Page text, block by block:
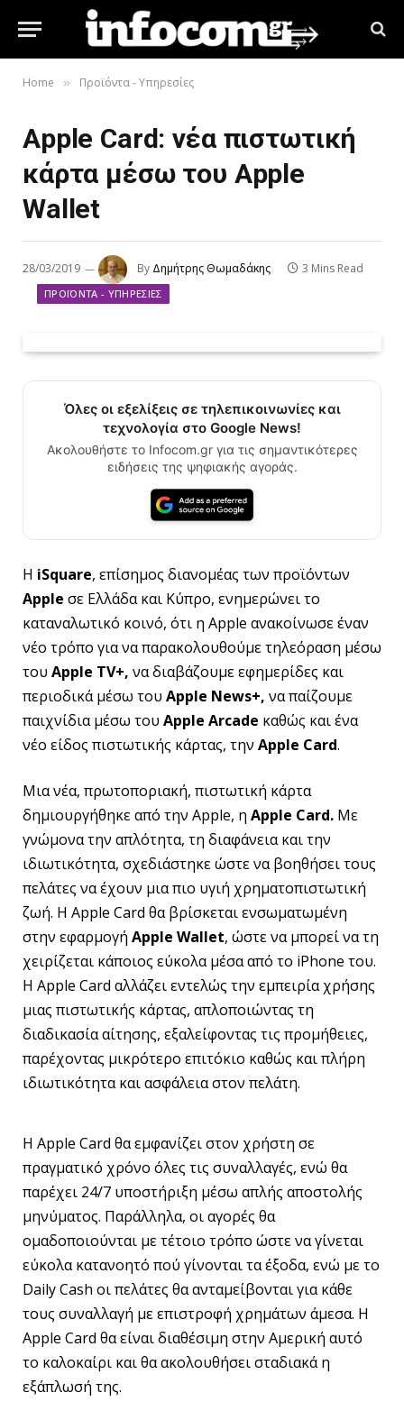
Home » Προϊόντα - Υπηρεσίες
Apple Card: νέα πιστωτική
κάρτα μέσω του Apple
Wallet
28/03/2019 By Δημήτρης Θωμαδάκης 3 Mins Read
ΠΡΟΪΌΝΤΑ - ΥΠΗΡΕΣΊΕΣ
Όλες οι εξελίξεις σε τηλεπικοινωνίες και
τεχνολογία στο Google News!
Ακολουθήστε το Infocom.gr για τις σημαντικότερες
ειδήσεις της ψηφιακής αγοράς.
Η iSquare, επίσημος διανομέας των προϊόντων
Apple σε Ελλάδα και Κύπρο, ενημερώνει το
καταναλωτικό κοινό, ότι η Apple ανακοίνωσε έναν
νέο τρόπο για να παρακολουθούμε τηλεόραση μέσω
του Apple TV+, να διαβάζουμε εφημερίδες και
περιοδικά μέσω του Apple News+, να παίζουμε
παιχνίδια μέσω του Apple Arcade καθώς και ένα
νέο είδος πιστωτικής κάρτας, την Apple Card.
Μια νέα, πρωτοποριακή, πιστωτική κάρτα
δημιουργήθηκε από την Apple, η Apple Card. Με
γνώμονα την απλότητα, τη διαφάνεια και την
ιδιωτικότητα, σχεδιάστηκε ώστε να βοηθήσει τους
πελάτες να έχουν μια πιο υγιή χρηματοπιστωτική
ζωή. Η Apple Card θα βρίσκεται ενσωματωμένη
στην εφαρμογή Apple Wallet, ώστε να μπορεί να τη
χειρίζεται κάποιος εύκολα μέσα από το iPhone του.
Η Apple Card αλλάζει εντελώς την εμπειρία χρήσης
μιας πιστωτικής κάρτας, απλοποιώντας τη
διαδικασία αίτησης, εξαλείφοντας τις προμήθειες,
παρέχοντας μικρότερο επιτόκιο καθώς και πλήρη
ιδιωτικότητα και ασφάλεια στον πελάτη.
H Apple Card θα εμφανίζει στον χρήστη σε
πραγματικό χρόνο όλες τις συναλλαγές, ενώ θα
παρέχει 24/7 υποστήριξη μέσω απλής αποστολής
μηνύματος. Παράλληλα, οι αγορές θα
ομαδοποιούνται με τέτοιο τρόπο ώστε να γίνεται
εύκολα κατανοητό πού γίνονται τα έξοδα, ενώ με το
Daily Cash οι πελάτες θα ανταμείβονται για κάθε
τους συναλλαγή με επιστροφή χρημάτων άμεσα. H
Apple Card θα είναι διαθέσιμη στην Αμερική αυτό
το καλοκαίρι και θα ακολουθήσει σταδιακά η
εξάπλωσή της.